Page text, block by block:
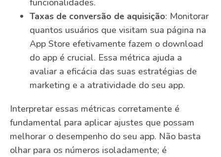
funcionalidades.
Taxas de conversão de aquisição: Monitorar
quantos usuários que visitam sua página na
App Store efetivamente fazem o download
do app é crucial. Essa métrica ajuda a
avaliar a eficácia das suas estratégias de
marketing e a atratividade do seu app.
Interpretar essas métricas corretamente é
fundamental para aplicar ajustes que possam
melhorar o desempenho do seu app. Não basta
olhar para os números isoladamente; é